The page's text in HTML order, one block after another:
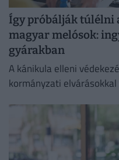
Így próbálják túlélni
magyar melósok:
gyárakban
A kánikula elleni
kormányzati